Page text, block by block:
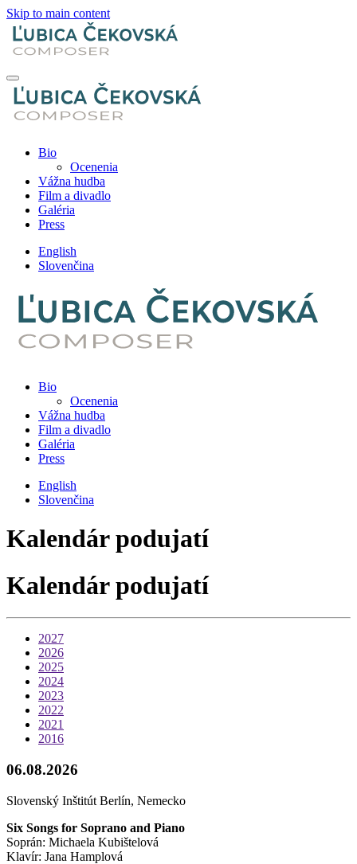
Skip to main content
Bio
Ocenenia
Vážna hudba
Film a divadlo
Galéria
Press
English
Slovenčina
Bio
Ocenenia
Vážna hudba
Film a divadlo
Galéria
Press
English
Slovenčina
Kalendár podujatí
Kalendár podujatí
2027
2026
2025
2024
2023
2022
2021
2016
06.08.2026
Slovenský Inštitút Berlín, Nemecko
Six Songs for Soprano and Piano
Soprán: Michaela Kubištelová
Klavír: Jana Hamplová